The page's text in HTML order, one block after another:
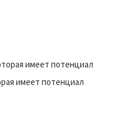
имеет потенциал
имеет потенциал